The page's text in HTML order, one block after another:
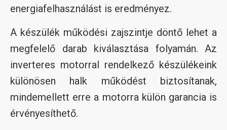
energiafelhasználást is eredményez.
A készülék működési zajszintje döntő lehet a
megfelelő darab kiválasztása folyamán. Az
inverteres motorral rendelkező készülékeink
különösen halk működést biztosítanak,
mindemellett erre a motorra külön garancia is
érvényesíthető.